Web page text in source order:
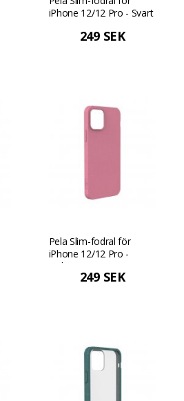
iPhone 12/12 Pro - Svart
249 SEK
Pela Slim-fodral för
iPhone 12/12 Pro -
Vinbär
249 SEK